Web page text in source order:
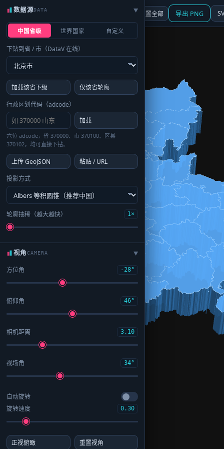
☰ 面板 地图 重置全部 导出 PNG
数据源DATA ▶
中国省级 世界国家 自定义
下钻到省 / 市（DataV 在线）
加载该省下级
仅该省轮廓
行政区划代码（adcode）
加载
六位 adcode，省 370000、市 370100、区县
370102，均可直接下钻。
上传 GeoJSON
粘贴 / URL
投影方式
轮廓抽稀（越大越快） 1×
视角CAMERA ▶
方位角 -28°
俯仰角 46°
相机距离 3.10
视场角 34°
自动旋转
旋转速度
0.30
正视俯瞰 重置视角